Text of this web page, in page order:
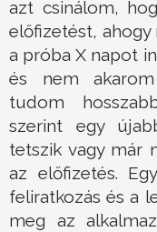
azt csinálom,
előfizetést,
a próba X napot
és nem
tudom
szerint egy
tetszik vagy már
az előfizetés.
feliratkozás és a
meg az